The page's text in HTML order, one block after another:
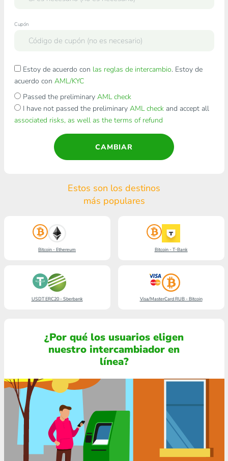
Cupón
Estoy de acuerdo con las reglas de intercambio. Estoy de
acuerdo con AML/KYC
Passed the preliminary AML check
I have not passed the preliminary AML checkand accept all
associated risks, as well as the terms of refund
CAMBIAR
Estos son los destinos
más populares
Bitcoin - Ethereum Bitcoin - T-Bank
USDT ERC20 - Sberbank Visa/MasterCard RUB - Bitcoin
¿Por qué los usuarios eligen
nuestro intercambiador en
línea?